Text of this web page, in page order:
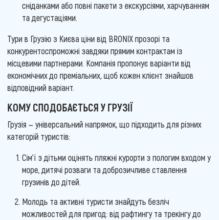
сніданками або повні пакети з екскурсіями, харчуванням
та дегустаціями.
Тури в Грузію з Києва ціни від BRONIX прозорі та
конкурентоспроможні завдяки прямим контрактам із
місцевими партнерами. Компанія пропонує варіанти від
економічних до преміальних, щоб кожен клієнт знайшов
відповідний варіант.
КОМУ СПОДОБАЄТЬСЯ У ГРУЗІЇ
Грузія — універсальний напрямок, що підходить для різних
категорій туристів:
Сім'ї з дітьми оцінять пляжні курорти з пологим входом у
море, дитячі розваги та доброзичливе ставлення
грузинів до дітей.
Молодь та активні туристи знайдуть безліч
можливостей для пригод: від рафтингу та трекінгу до